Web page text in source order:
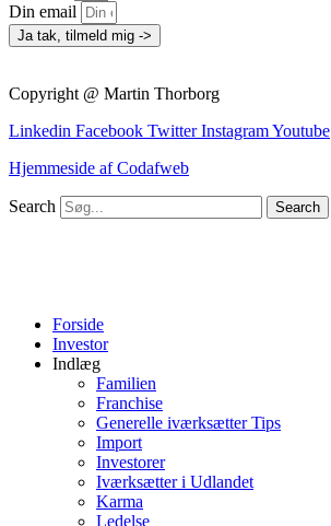
Din email
Ja tak, tilmeld mig ->
Copyright @ Martin Thorborg
Linkedin Facebook Twitter InstagramYoutube
Hjemmeside af Codafweb
Search Search
Forside
Investor
Indlæg
Familien
Franchise
Generelle iværksætter Tips
Import
Investorer
Iværksætter i Udlandet
Karma
Ledelse